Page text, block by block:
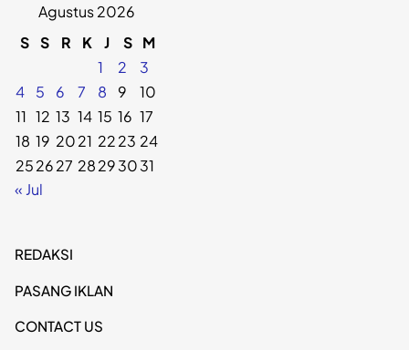
Agustus 2026
S S R K J S M
1
2
3
4
5 6 7 8 9
10
11 12 13 14 15 16 17
18 19 2021 2223 24
252627 28293031
« Jul
REDAKSI
PASANG IKLAN
CONTACT US